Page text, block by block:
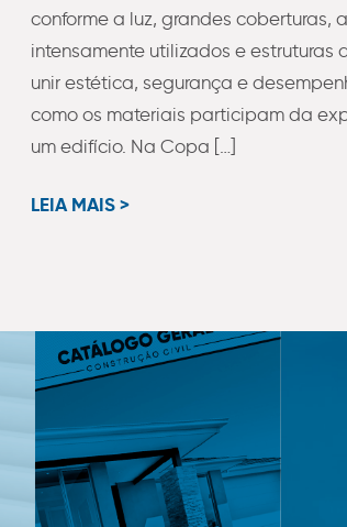
conforme a luz, grandes coberturas,
intensamente utilizados e estruturas
unir estética, segurança e
como os materiais participam da
um edifício. Na Copa […]
LEIA MAIS >